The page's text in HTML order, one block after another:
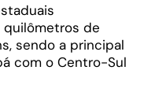
quilômetros de
sendo a principal
com o Centro-Sul